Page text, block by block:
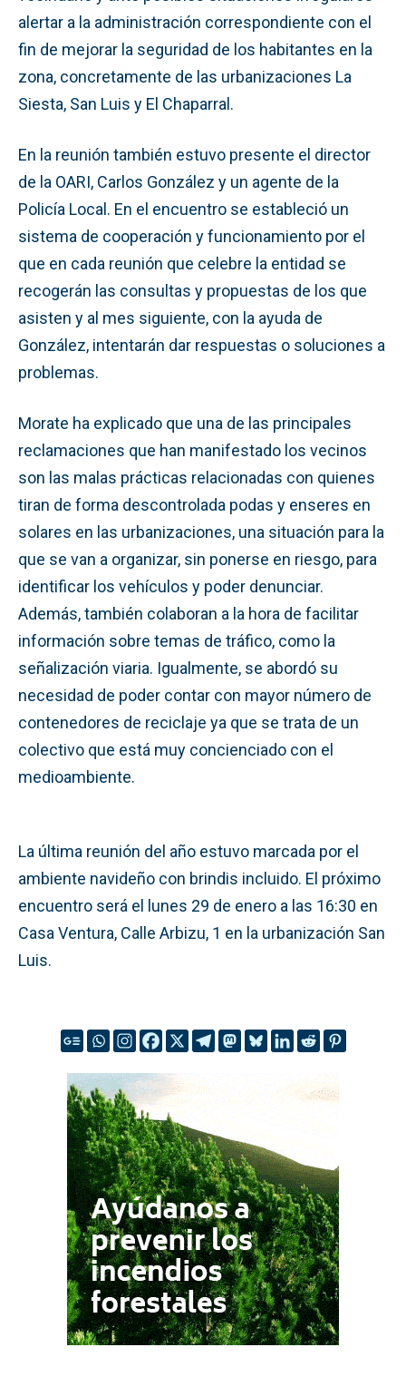
alertar a la administración correspondiente con el
fin de mejorar la seguridad de los habitantes en la
zona, concretamente de las urbanizaciones La
Siesta, San Luis y El Chaparral.
En la reunión también estuvo presente el director
de la OARI, Carlos González y un agente de la
Policía Local. En el encuentro se estableció un
sistema de cooperación y funcionamiento por el
que en cada reunión que celebre la entidad se
recogerán las consultas y propuestas de los que
asisten y al mes siguiente, con la ayuda de
González, intentarán dar respuestas o soluciones a
problemas.
Morate ha explicado que una de las principales
reclamaciones que han manifestado los vecinos
son las malas prácticas relacionadas con quienes
tiran de forma descontrolada podas y enseres en
solares en las urbanizaciones, una situación para la
que se van a organizar, sin ponerse en riesgo, para
identificar los vehículos y poder denunciar.
Además, también colaboran a la hora de facilitar
información sobre temas de tráfico, como la
señalización viaria. Igualmente, se abordó su
necesidad de poder contar con mayor número de
contenedores de reciclaje ya que se trata de un
colectivo que está muy concienciado con el
medioambiente.
La última reunión del año estuvo marcada por el
ambiente navideño con brindis incluido. El próximo
encuentro será el lunes 29 de enero a las 16:30 en
Casa Ventura, Calle Arbizu, 1 en la urbanización San
Luis.